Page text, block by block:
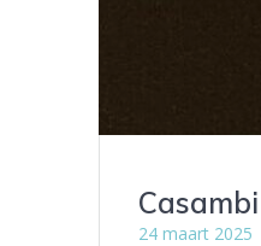
24 maart 2025